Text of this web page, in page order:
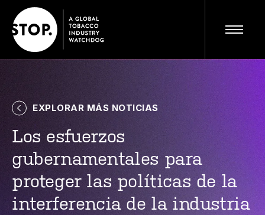
Visite el sitio completo
EXPLORAR MÁS NOTICIAS
Los esfuerzos
gubernamentales para
proteger las políticas de la
interferencia de la industria